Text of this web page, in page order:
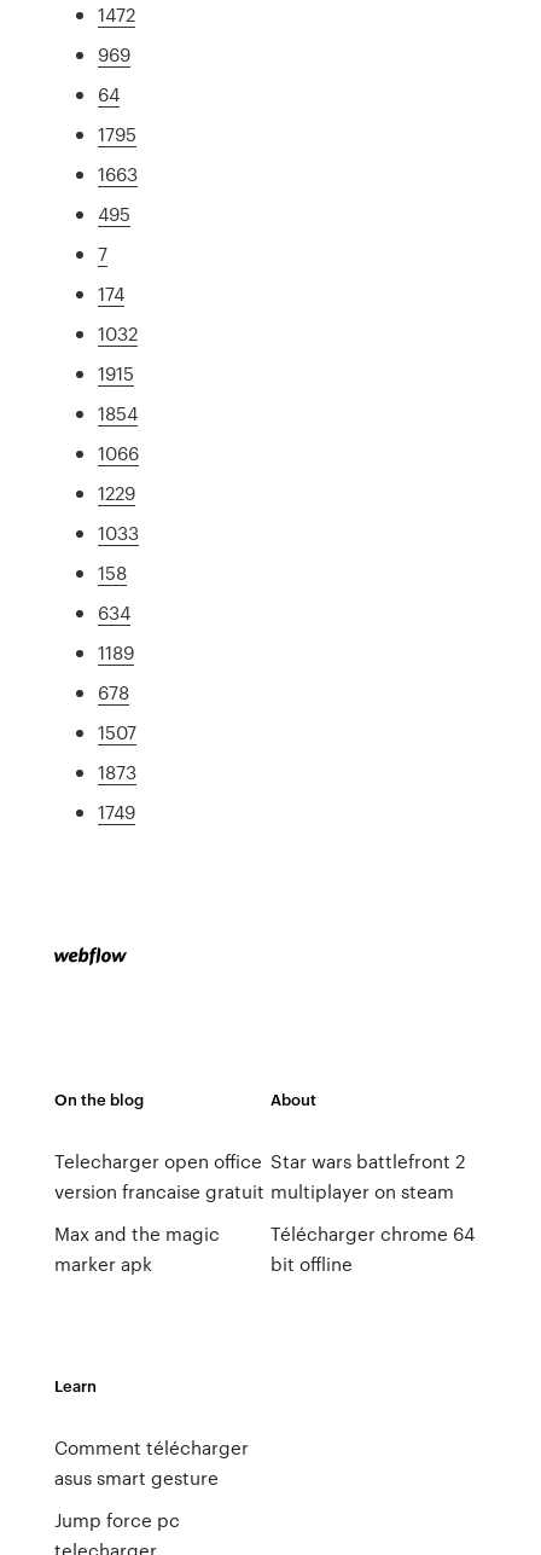
1472
969
64
1795
1663
495
7
174
1032
1915
1854
1066
1229
1033
158
634
1189
678
1507
1873
1749
On the blog
Telecharger open office
version francaise gratuit
Max and the magic
marker apk
About
Star wars battlefront 2
multiplayer on steam
Télécharger chrome 64
bit offline
Learn
Comment télécharger
asus smart gesture
Jump force pc
telecharger